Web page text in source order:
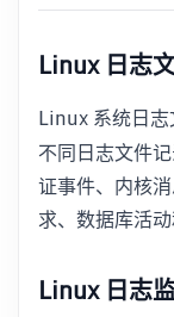
Linux 日志
Linux 系统日
不同日志文件
证事件、内核
求、数据库活
Linux 日志